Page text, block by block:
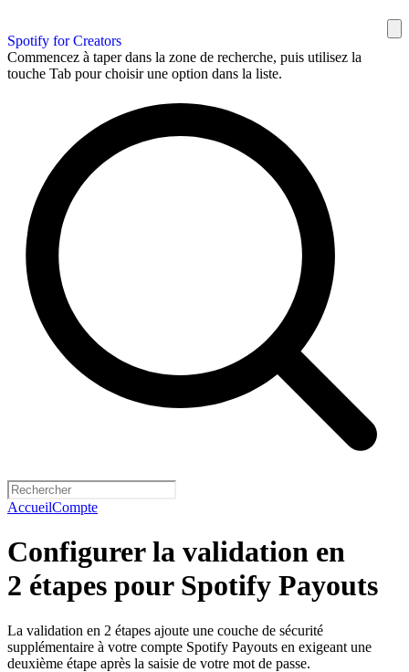
Spotify for Creators
Commencez à taper dans la zone de recherche, puis utilisez la
touche Tab pour choisir une option dans la liste.
AccueilCompte
Configurer la validation en
2 étapes pour Spotify Payouts
La validation en 2 étapes ajoute une couche de sécurité
supplémentaire à votre compte Spotify Payouts en exigeant une
deuxième étape après la saisie de votre mot de passe.